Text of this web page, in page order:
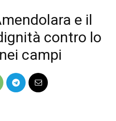
e il
contro lo
campi